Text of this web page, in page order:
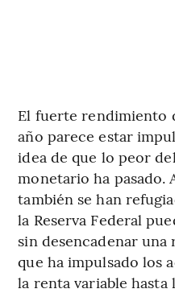
El fuerte rendimiento
año parece estar
idea de que lo peor
monetario ha pasado.
también se han
la Reserva Federal
sin desencadenar una
que ha impulsado los
la renta variable hasta